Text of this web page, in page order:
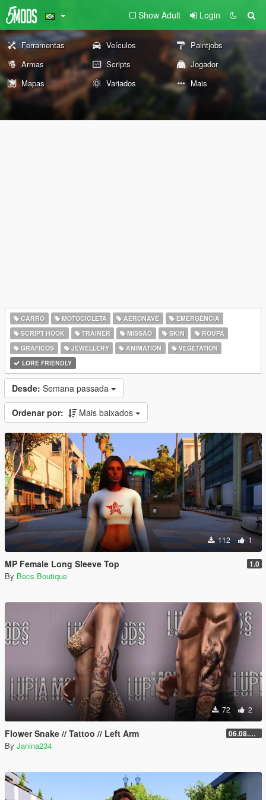
Show Adult Login
Ferramentas Veículos
Paintjobs
Armas
Scripts
Jogador
Mapas
Variados Mais
CARRO MOTOCICLETA AERONAVE
EMERGÊNCIA
SCRIPT HOOK
TRAINER MISSÃO SKIN
ROUPA
GRÁFICOS
JEWELLERY ANIMATION
VEGETATION
LORE FRIENDLY
Desde: Semana passada
Ordenar por: Mais baixados
112 1
MP Female Long Sleeve Top 1.0
By Becs Boutique
72 2
Flower Snake // Tattoo // Left Arm 06.08.2026
By Janina234